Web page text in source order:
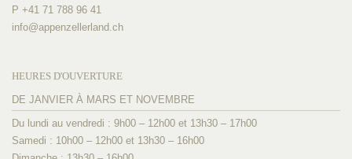
P +41 71 788 96 41
info@appenzellerland.ch
HEURES D'OUVERTURE
DE JANVIER À MARS ET NOVEMBRE
Du lundi au vendredi : 9h00 – 12h00 et 13h30 – 17h00
Samedi : 10h00 – 12h00 et 13h30 – 16h00